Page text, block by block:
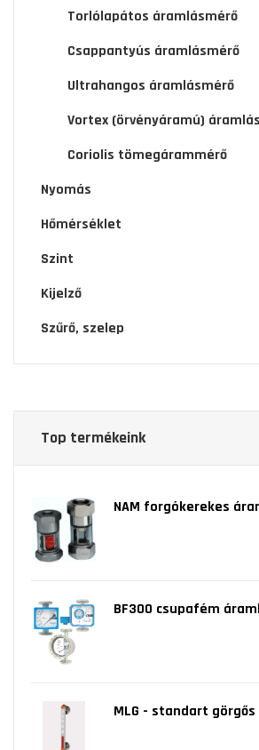
Torlólapátos áramlásmérő
Csappantyús áramlásmérő
Ultrahangos áramlásmérő
Vortex (örvényáramú)
Coriolis tömegárammérő
Nyomás
Hőmérséklet
Szint
Kijelző
Szűrő, szelep
Top termékeink
NAM forgókerekes
BF300 csupafém
MLG - standart